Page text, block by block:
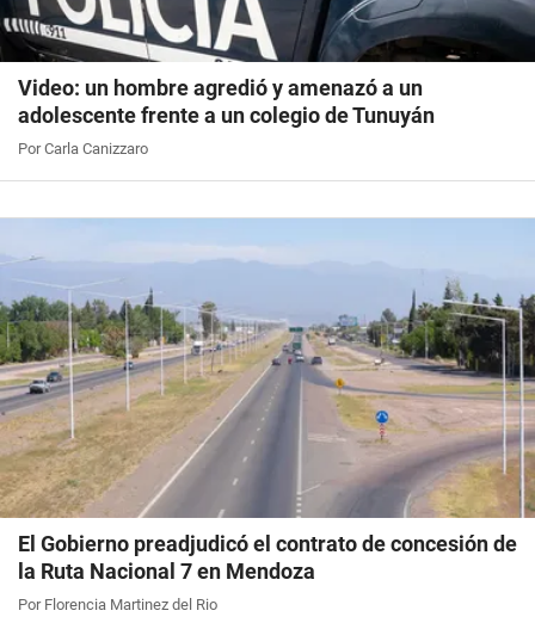
Video: un hombre agredió y amenazó a un
adolescente frente a un colegio de Tunuyán
Por Carla Canizzaro
El Gobierno preadjudicó el contrato de concesión de
la Ruta Nacional 7 en Mendoza
Por Florencia Martinez del Rio